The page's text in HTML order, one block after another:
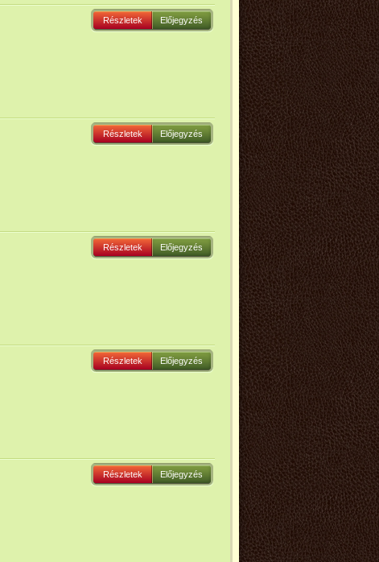
Részletek Előjegyzés
Részletek Előjegyzés
Részletek Előjegyzés
Részletek Előjegyzés
Részletek Előjegyzés